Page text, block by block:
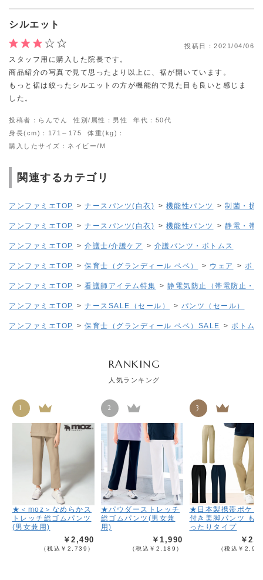
シルエット
投稿日： 2021/04/06
スタッフ用に購入した院長です。
商品紹介の写真で見て思ったより以上に、裾が開いています。
もっと裾は絞ったシルエットの方が機能的で見た目も良いと感じま
した。
投稿者：らんでん 性別/属性：男性
年代：50代
身長(cm)：171～175
体重(kg)：
購入したサイズ：ネイビー/M
関連するカテゴリ
アンファミエTOP > ナースパンツ(白衣) > 機能性パンツ > 制菌・抗
アンファミエTOP > ナースパンツ(白衣) > 機能性パンツ > 静電・帯
アンファミエTOP > 介護士/介護ケア > 介護パンツ・ボトムス
アンファミエTOP > 保育士（グランディール ベベ） > ウェア > ボト
アンファミエTOP > 看護師アイテム特集 > 静電気防止（帯電防止・
アンファミエTOP > ナースSALE（セール） > パンツ（セール）
アンファミエTOP > 保育士（グランディール ベベ）SALE > ボトム
RANKING
人気ランキング
1
★＜moz＞なめらかス
トレッチ総ゴムパンツ
(男女兼用)
￥2,490
（税込￥2,739）
2
★パウダーストレッチ
総ゴムパンツ(男女兼
用)
￥1,990
（税込￥2,189）
3
★日本製携帯ポケッ
付き美脚パンツ も
ったりタイプ
￥
（税込￥